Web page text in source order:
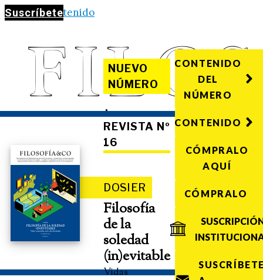
Suscríbete
Saltar al contenido
NUEVO
NÚMERO
·
REVISTA Nº
16
DOSIER
Filosofía
de la
soledad
(in)evitable
Vidas
CONTENIDO
DEL
NÚMERO
CONTENIDO
CÓMPRALO
AQUÍ
CÓMPRALO